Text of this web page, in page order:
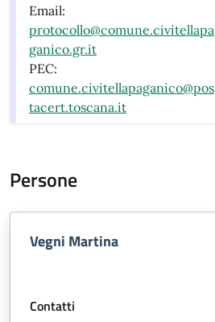
Email:
protocollo@comune.civitellapa
ganico.gr.it
PEC:
comune.civitellapaganico@pos
tacert.toscana.it
Persone
Vegni Martina
Contatti